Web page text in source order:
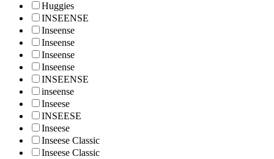
Huggies
INSEENSE
Inseense
Inseense
Inseense
Inseense
INSEENSE
inseense
Inseese
INSEESE
Inseese
Inseese Classic
Inseese Classic